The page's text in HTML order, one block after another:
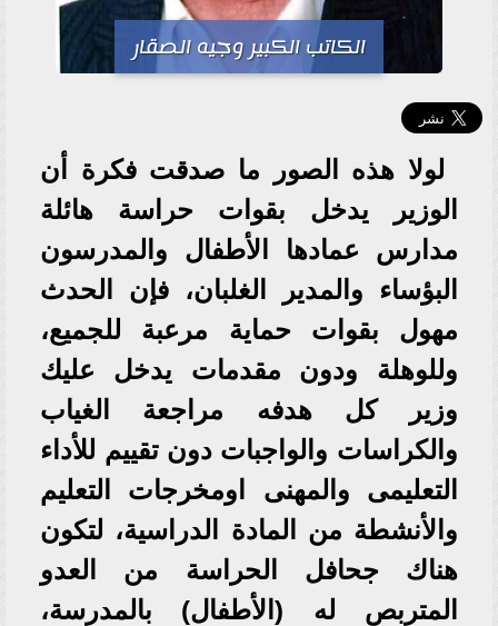
الكاتب الكبير وجيه الصقار
لولا هذه الصور ما صدقت فكرة أن
الوزير يدخل بقوات حراسة هائلة
مدارس عمادها الأطفال والمدرسون
البؤساء والمدير الغلبان، فإن الحدث
مهول بقوات حماية مرعبة للجميع،
وللوهلة ودون مقدمات يدخل عليك
وزير كل هدفه مراجعة الغياب
والكراسات والواجبات دون تقييم للأداء
التعليمى والمهنى اومخرجات التعليم
والأنشطة من المادة الدراسية، لتكون
هناك جحافل الحراسة من العدو
المتربص له (الأطفال) بالمدرسة،